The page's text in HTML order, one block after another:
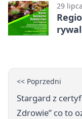
29
<< Poprzedni
Stargard z
Zdrowie” co to